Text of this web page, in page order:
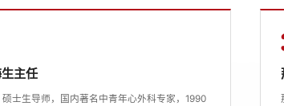
主任
士生导师，国内著名中青年心外科专家，1990